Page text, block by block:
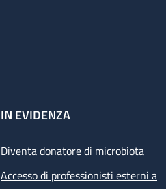
IN EVIDENZA
Diventa donatore di microbiota
Accesso di professionisti esterni a